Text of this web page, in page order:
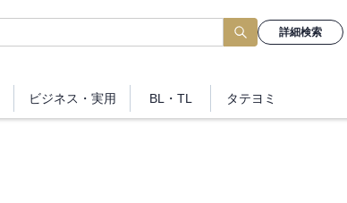
詳細検索
ビジネス ・実用 BL・TL タテヨミ